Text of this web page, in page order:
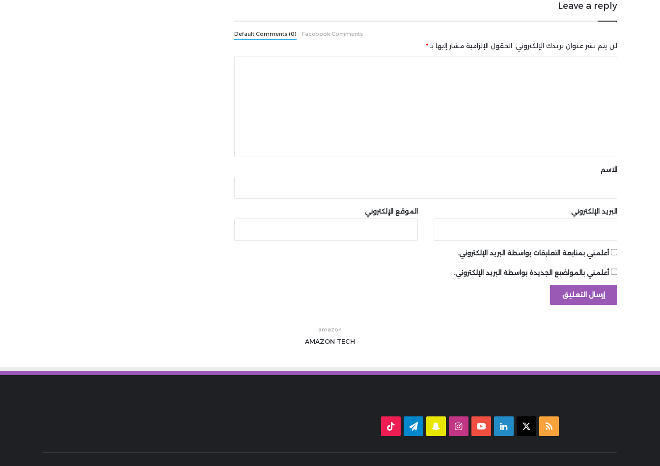
Leave a reply
Default Comments (0) Facebook Comments
لن يتم نشر عنوان بريدك الإلكتروني. الحقول الإلزامية مشار إليها بـ *
*الاسم
البريد الإلكتروني الموقع الإلكتروني
أعلمني بمتابعة التعليقات بواسطة البريد الإلكتروني.
أعلمني بالمواضيع الجديدة بواسطة البريد الإلكتروني.
amazon
AMAZON TECH
ملخص
لينكدإن ‫YouTubeانستقرامسناب تيلقرام